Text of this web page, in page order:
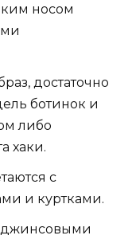
носом
достаточно
ботинок и
либо
хаки.
с
и куртками.
джинсовыми